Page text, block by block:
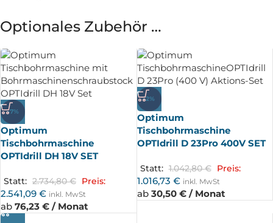
Optionales Zubehör …
-7%
Optimum
Tischbohrmaschine
OPTIdrill DH 18V SET
Statt: 2.734,80€ Preis:
2.541,09 € inkl. MwSt
ab 76,23 € / Monat
-2%
Optimum
Tischbohrmaschine
OPTIdrill D 23Pro 400V SET
Statt: 1.042,80€ Preis:
1.016,73 € inkl. MwSt
ab 30,50 € / Monat